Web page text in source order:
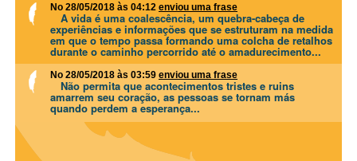
No 28/05/2018 às 04:12 enviou uma frase
A vida é uma coalescência, um quebra-cabeça de
experiências e informações que se estruturam na medida
em que o tempo passa formando uma colcha de retalhos
durante o caminho percorrido até o amadurecimento...
No 28/05/2018 às 03:59 enviou uma frase
Não permita que acontecimentos tristes e ruins
amarrem seu coração, as pessoas se tornam más
quando perdem a esperança...